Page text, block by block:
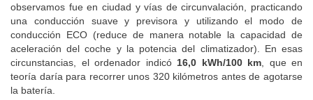
observamos fue en ciudad y vías de circunvalación, practicando
una conducción suave y previsora y utilizando el modo de
conducción ECO (reduce de manera notable la capacidad de
aceleración del coche y la potencia del climatizador). En esas
circunstancias, el ordenador indicó 16,0 kWh/100 km , que en
teoría daría para recorrer unos 320 kilómetros antes de agotarse
la batería.